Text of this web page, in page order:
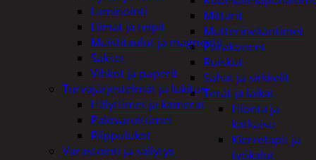
Mittarit
Mutterinvääntimet
Porakoneet
Ruiskut
Sahat ja sirkkelit
Terät ja laikat
Hionta ja
katkaisu
Kierretapit ja
työkalut
Laminointi
Liimat ja teipit
Muistitaulut ja magneetit
Sakset
Vihkot ja paperit
Turvajärjestelmät ja lukitus
Hälyttimet ja kamerat
Palovaroittimet
Riippulukot
Varastointi ja säilytys